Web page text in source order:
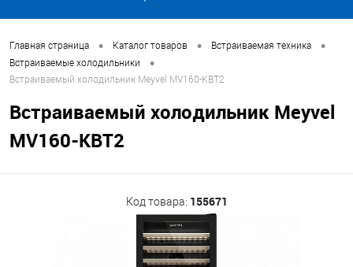
Главная страница • Каталог товаров • Встраиваемая техника •
Встраиваемые холодильники •
Встраиваемый холодильник Meyvel MV160-KBT2
Встраиваемый холодильник Meyvel
MV160-KBT2
Код товара: 155671